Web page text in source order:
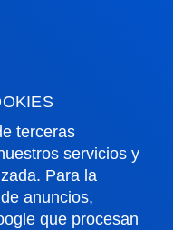
terceras
servicios y
Para la
anuncios,
que procesan